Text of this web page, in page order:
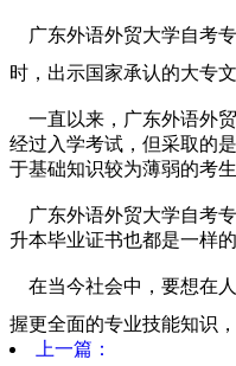
广东外语外贸大学自考
时，出示国家承认的大专
一直以来，广东外语外
经过入学考试，但采取的
于基础知识较为薄弱的考
广东外语外贸大学自考
升本毕业证书也都是一样的
在当今社会中，要想在
握更全面的专业技能知识
上一篇：